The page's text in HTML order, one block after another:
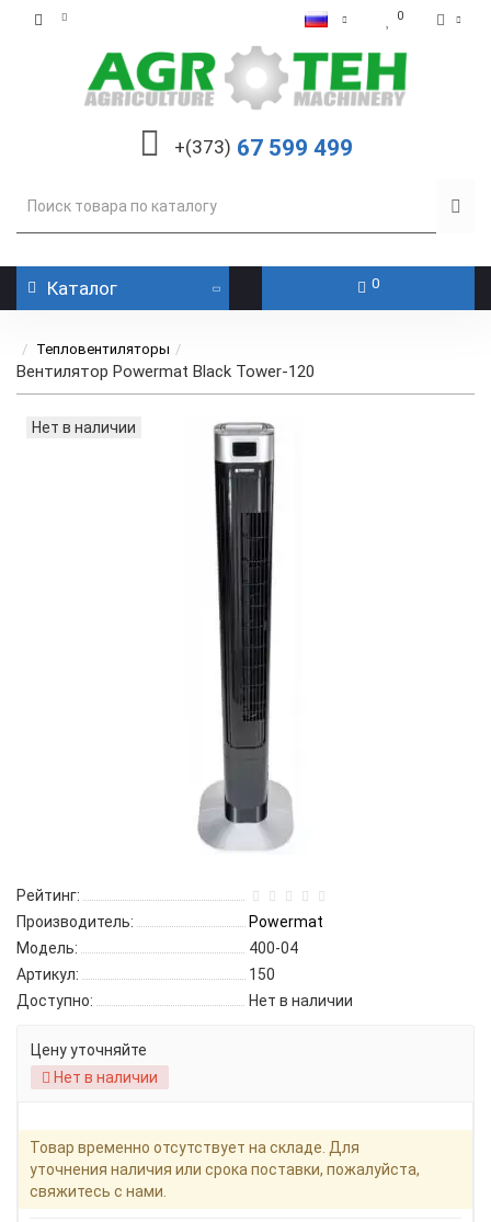
0
+(373) 67 599 499
Каталог 0
Тепловентиляторы
Вентилятор Powermat Black Tower-120
Нет в наличии
Рейтинг:
Производитель:
Powermat
Модель:
400-04
Артикул:
150
Доступно:
Нет в наличии
Цену уточняйте
Нет в наличии
Товар временно отсутствует на складе. Для
уточнения наличия или срока поставки, пожалуйста,
свяжитесь с нами.